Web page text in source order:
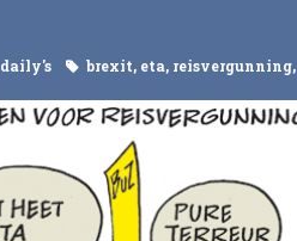
daily's brexit, eta, reisvergunning,